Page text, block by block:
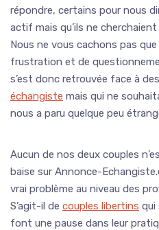
répondre, certains pour nous
actif mais qu’ils ne
Nous ne vous cachons pas
frustration et de
s’est donc retrouvée face à
échangiste mais qui ne
nous a paru quelque peu
Aucun de nos deux couples
baise sur Annonce-
vrai problème au niveau des
S’agit-il de couples libertins qui
font une pause dans leur